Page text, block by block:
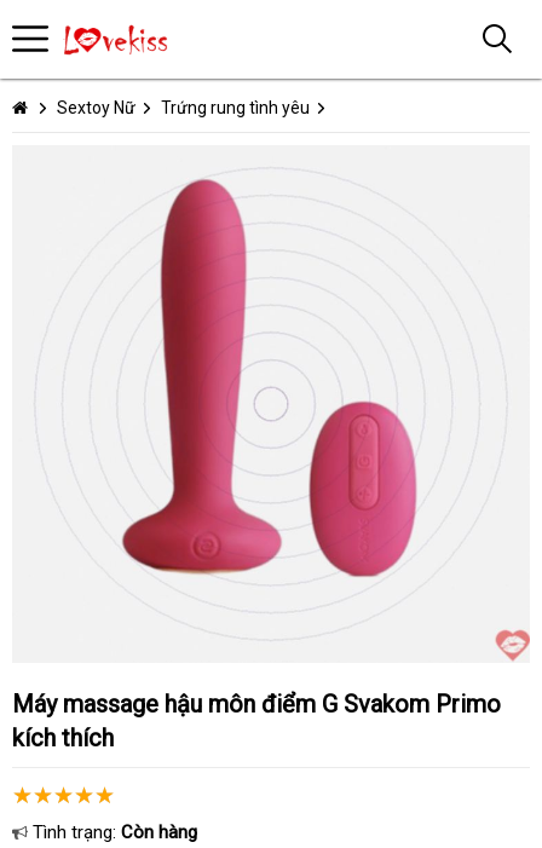
Sextoy Nữ Trứng rung tình yêu
Máy massage hậu môn điểm G Svakom Primo
kích thích
Tình trạng: Còn hàng